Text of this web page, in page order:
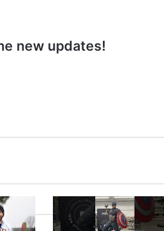
new updates!